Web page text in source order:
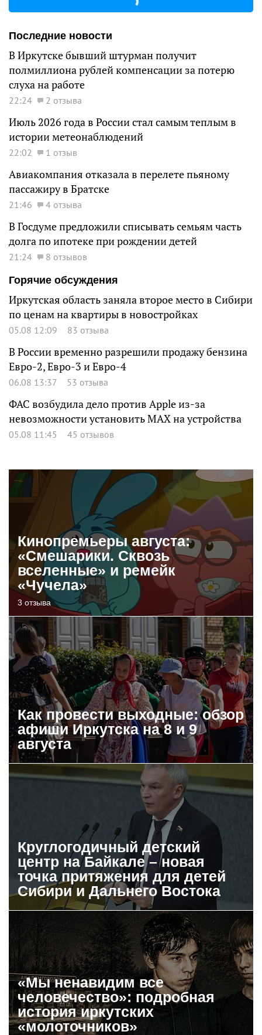
Последние новости
В Иркутске бывший штурман получит
полмиллиона рублей компенсации за потерю
слуха на работе
22:24 2 отзыва
Июль 2026 года в России стал самым теплым в
истории метеонаблюдений
22:02 1 отзыв
Авиакомпания отказала в перелете пьяному
пассажиру в Братске
21:46 4 отзыва
В Госдуме предложили списывать семьям часть
долга по ипотеке при рождении детей
21:24
8 отзывов
Горячие обсуждения
Иркутская область заняла второе место в Сибири
по ценам на квартиры в новостройках
05.08 12:09 83 отзыва
В России временно разрешили продажу бензина
Евро-2, Евро-3 и Евро-4
06.08 13:37 53 отзыва
ФАС возбудила дело против Apple из-за
невозможности установить MAX на устройства
05.08 11:45 45 отзывов
Кинопремьеры августа:
«Смешарики. Сквозь
вселенные» и ремейк
«Чучела»
3 отзыва
Как провести выходные: обзор
афиши Иркутска на 8 и 9
августа
Круглогодичный детский
центр на Байкале – новая
точка притяжения для детей
Сибири и Дальнего Востока
«Мы ненавидим все
человечество»: подробная
история иркутских
«молоточников»